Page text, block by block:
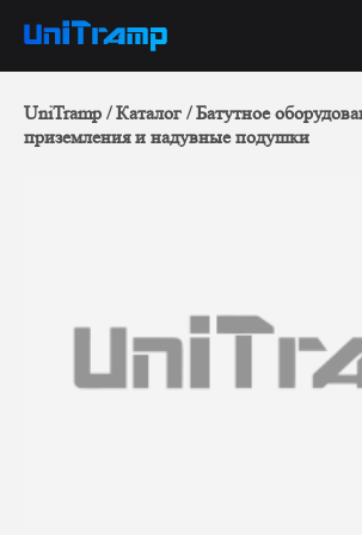
UniTramp Каталог Батутное
приземления и надувные подушки